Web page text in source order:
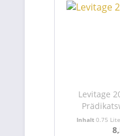
Levitage
Inhalt0.75